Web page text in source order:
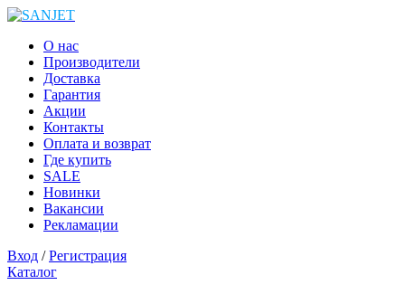
О нас
Производители
Доставка
Гарантия
Акции
Контакты
Оплата и возврат
Где купить
SALE
Новинки
Вакансии
Рекламации
Вход /Регистрация
Каталог